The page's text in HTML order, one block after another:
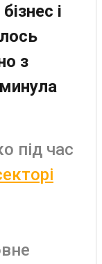
і
з
під час